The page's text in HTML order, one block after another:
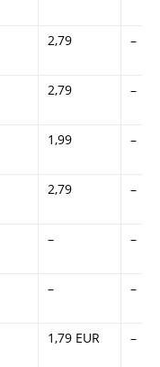
2,79 –
2,79 –
1,99 –
2,79 –
– –
– –
1,79 EUR –